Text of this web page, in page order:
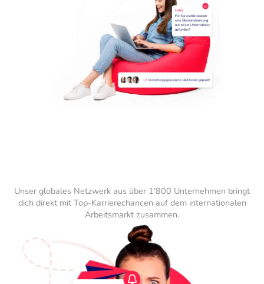
Unser globales Netzwerk aus über 1'800 Unternehmen bringt
dich direkt mit Top-Karrierechancen auf dem internationalen
Arbeitsmarkt zusammen.